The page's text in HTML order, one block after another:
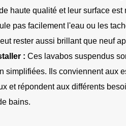
haute qualité et leur surface est
pas facilement l'eau ou les
rester aussi brillant que neuf
: Ces lavabos suspendus
simplifiées. Ils conviennent aux
et répondent aux différents
bains.